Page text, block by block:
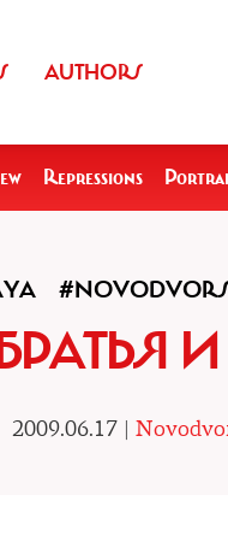
AUTHORS
Repressions
2009.06.17 |